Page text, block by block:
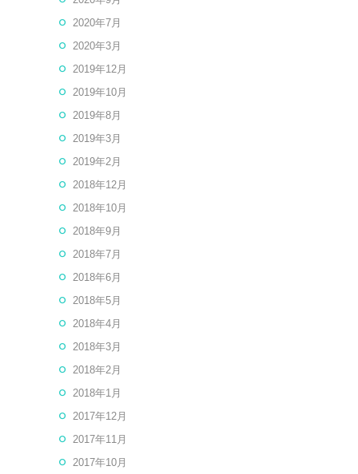
2020年7月
2020年3月
2019年12月
2019年10月
2019年8月
2019年3月
2019年2月
2018年12月
2018年10月
2018年9月
2018年7月
2018年6月
2018年5月
2018年4月
2018年3月
2018年2月
2018年1月
2017年12月
2017年11月
2017年10月